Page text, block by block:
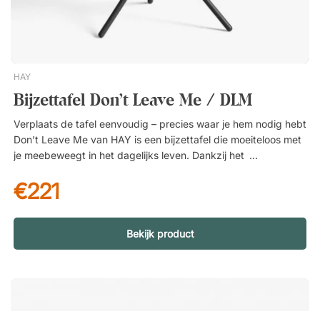
HAY
Bijzettafel Don't Leave Me / DLM
Verplaats de tafel eenvoudig – precies waar je hem nodig hebt
Don’t Leave Me van HAY is een bijzettafel die moeiteloos met
je meebeweegt in het dagelijks leven. Dankzij het
tussen de bank, fauteuil of het bed – ideaal wanneer je je
koffie, boek of laptop binnen handbereik wilt hebben zonder
steeds op te staan. Duurzaam materiaal voor dagelijks gebruik
De tafel is volledig gemaakt van gepoedercoat staal – een
sterk materiaal dat bestand is tegen krassen en dagelijks
€221
Bekijk product